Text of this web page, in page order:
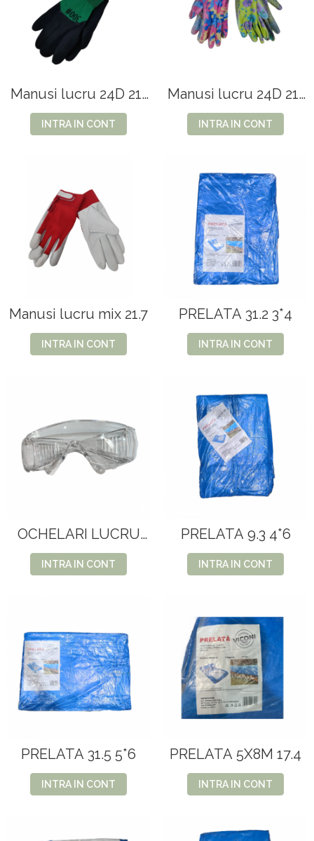
FIXATIVE
MATURI SI FARASE
PERII SI RACLETE
MUSAMA, LINOLEUM
ORGANIZARE SI DEPOZITARE
UNICA FOLOSINTA
Manusi lucru 24D 21-
11
INTRA IN CONT
Manusi lucru 24D 21-
14
INTRA IN CONT
Manusi lucru mix 21.7
INTRA IN CONT
PRELATA 31.2 3*4
INTRA IN CONT
OCHELARI LUCRU
10.3(transp)
INTRA IN CONT
PRELATA 9.3 4*6
INTRA IN CONT
PRELATA 31.5 5*6
INTRA IN CONT
PRELATA 5X8M 17.4
INTRA IN CONT